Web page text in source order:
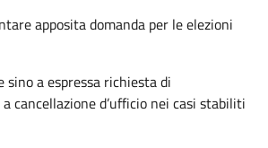
apposita domanda per le elezioni
sino a espressa richiesta di
cancellazione d’ufficio nei casi stabiliti